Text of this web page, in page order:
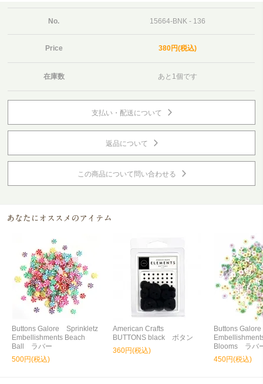
No. 15664-BNK - 136
Price 380円(税込)
在庫数 あと1個です
支払い・配送について
返品について
この商品について問い合わせる
Buttons Galore Sprinkletz
Embellishments Beach
Ball ラバー
500円(税込)
American Crafts
BUTTONS black ボタン
360円(税込)
Buttons
Blooms ラバ
450円(税込)